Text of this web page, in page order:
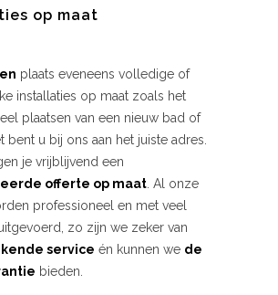
op maat
plaats eveneens volledige of
installaties op maat zoals het
plaatsen van een nieuw bad of
bent u bij ons aan het juiste adres.
je vrijblijvend een
offerte op maat . Al onze
professioneel en met veel
zo zijn we zeker van
service én kunnen we de
bieden.